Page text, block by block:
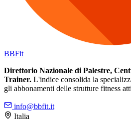
BBFit
Direttorio Nazionale di Palestre,
Trainer. L'indice consolida la
gli abbonamenti delle strutture fitness
info@bbfit.it
Italia